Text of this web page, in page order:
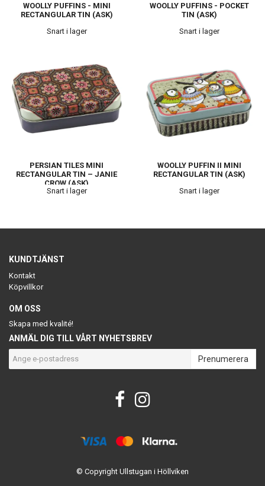
WOOLLY PUFFINS - MINI
RECTANGULAR TIN (ASK)
Snart i lager
WOOLLY PUFFINS - POCKET
TIN (ASK)
Snart i lager
PERSIAN TILES MINI
RECTANGULAR TIN – JANIE
CROW (ASK)
Snart i lager
WOOLLY PUFFIN II MINI
RECTANGULAR TIN (ASK)
Snart i lager
KUNDTJÄNST
Kontakt
Köpvillkor
OM OSS
Skapa med kvalité!
ANMÄL DIG TILL VÅRT NYHETSBREV
Prenumerera
© Copyright Ullstugan i Höllviken